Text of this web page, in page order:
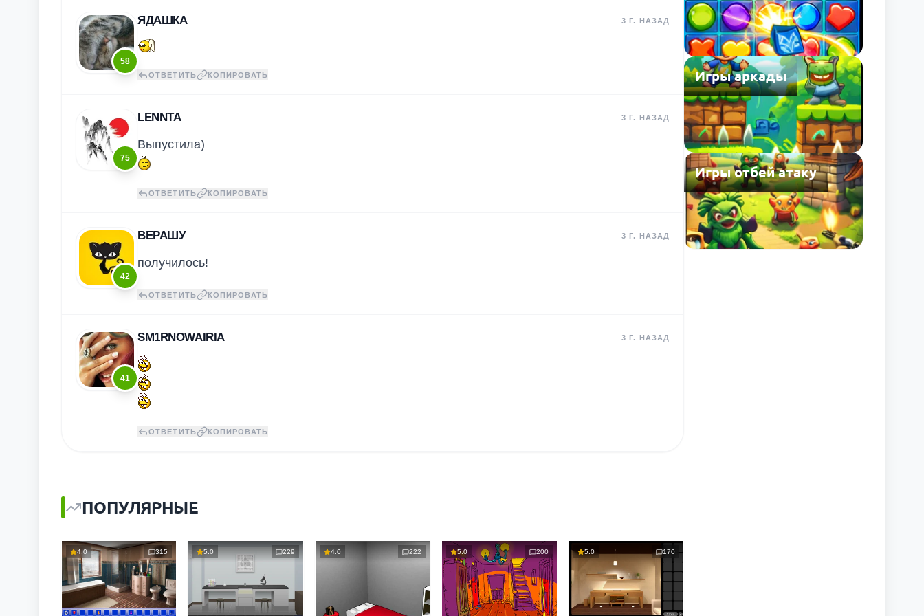
58
ЯДАШКА 3 Г. НАЗАД
ОТВЕТИТЬ КОПИРОВАТЬ
75
LENNTA 3 Г. НАЗАД
Выпустила)
ОТВЕТИТЬ КОПИРОВАТЬ
42
ВЕРАШУ 3 Г. НАЗАД
получилось!
ОТВЕТИТЬ КОПИРОВАТЬ
41
SM1RNOWAIRIA 3 Г. НАЗАД
ОТВЕТИТЬ КОПИРОВАТЬ
ПОПУЛЯРНЫЕ
4.0 315 5.0 229 4.0 222 5.0 200 5.0 170
Игры аркады
Игры отбей атаку